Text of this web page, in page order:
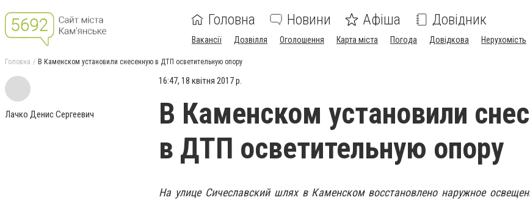
Головна Новини Афіша Довідник
Вакансії Дозвілля Оголошення Карта міста Погода Довідкова Нерухомість
Головна В Каменском установили снесенную в ДТП осветительную опору
Лачко Денис Сергеевич
16:47, 18 квітня 2017 р.
В Каменском установили
в ДТП осветительную опору
На улице Сичеславский шлях в Каменском восстановлено наружное